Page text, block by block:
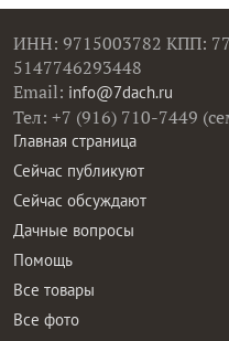
ИНН: 9715003782 КПП:
5147746293448
Email: info@7dach.ru
Тел: +7 (916) 710-7449
Главная страница
Сейчас публикуют
Сейчас обсуждают
Дачные вопросы
Помощь
Все товары
Все фото